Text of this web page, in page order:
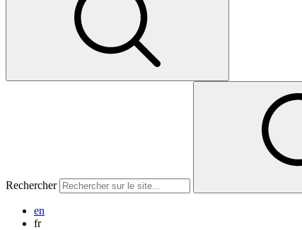
Rechercher
en
fr